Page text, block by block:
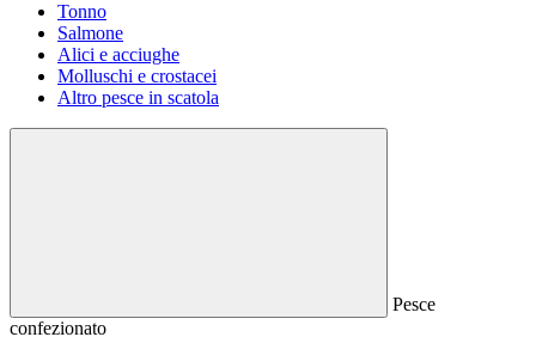
Tonno
Salmone
Alici e acciughe
Molluschi e crostacei
Altro pesce in scatola
Pesce
confezionato